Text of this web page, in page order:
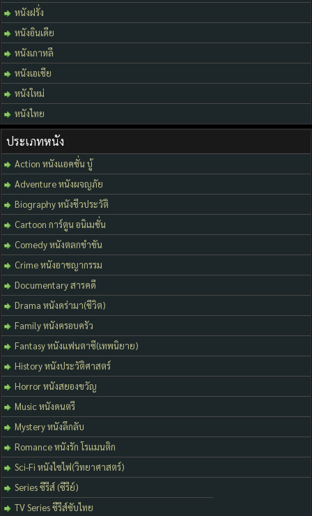
หนังฝรั่ง
หนังอินเดีย
หนังเกาหลี
หนังเอเชีย
หนังใหม่
หนังไทย
ประเภทหนัง
Action หนังแอคชั่น บู้
Adventure หนังผจญภัย
Biography หนังชีวประวัติ
Cartoon การ์ตูน อนิเมชั่น
Comedy หนังตลกขำขัน
Crime หนังอาชญากรรม
Documentary สารคดี
Drama หนังดร่ามา(ชีวิต)
Family หนังครอบครัว
Fantasy หนังแฟนตาซี(เทพนิยาย)
History หนังประวัติศาสตร์
Horror หนังสยองขวัญ
Music หนังดนตรี
Mystery หนังลึกลับ
Romance หนังรัก โรแมนติก
Sci-Fi หนังไซไฟ(วิทยาศาสตร์)
Series ซีรีส์ (ซีรีย์)
TV Series ซีรีส์ซับไทย